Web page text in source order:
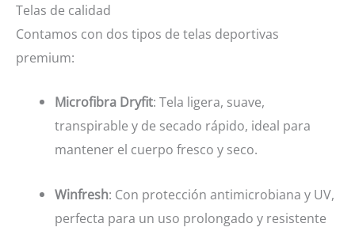
Telas de calidad
Contamos con dos tipos de telas deportivas
premium:
Microfibra Dryfit: Tela ligera, suave,
transpirable y de secado rápido, ideal para
mantener el cuerpo fresco y seco.
Winfresh: Con protección antimicrobiana y UV,
perfecta para un uso prolongado y resistente